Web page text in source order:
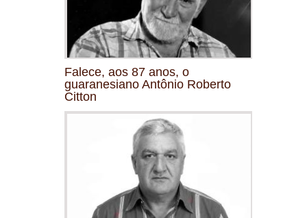
Falece, aos 87 anos, o
guaranesiano Antônio Roberto
Citton